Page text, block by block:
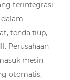
terintegrasi
tenda tiup,
Perusahaan
mesin
otomatis,